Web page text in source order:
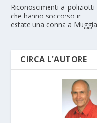
Riconoscimenti ai poliziotti
che hanno soccorso in
estate una donna a Muggia
CIRCA L'AUTORE